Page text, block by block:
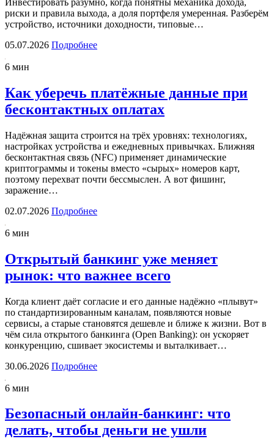
риски и правила выхода, а доля портфеля умеренная. Разберём
устройство, источники доходности, типовые…
05.07.2026 Подробнее
6 мин
Как уберечь платёжные данные при
бесконтактных оплатах
Надёжная защита строится на трёх уровнях: технологиях,
настройках устройства и ежедневных привычках. Ближняя
бесконтактная связь (NFC) применяет динамические
криптограммы и токены вместо «сырых» номеров карт,
поэтому перехват почти бессмыслен. А вот фишинг,
заражение…
02.07.2026 Подробнее
6 мин
Открытый банкинг уже меняет
рынок: что важнее всего
Когда клиент даёт согласие и его данные надёжно «плывут»
по стандартизированным каналам, появляются новые
сервисы, а старые становятся дешевле и ближе к жизни. Вот в
чём сила открытого банкинга (Open Banking): он ускоряет
конкуренцию, сшивает экосистемы и выталкивает…
30.06.2026 Подробнее
6 мин
Безопасный онлайн-банкинг: что
делать, чтобы деньги не ушли